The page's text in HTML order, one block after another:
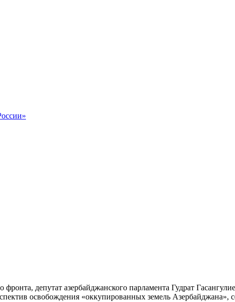
депутат азербайджанского парламента Гудрат
освобождения «оккупированных земель Азербайджана»,